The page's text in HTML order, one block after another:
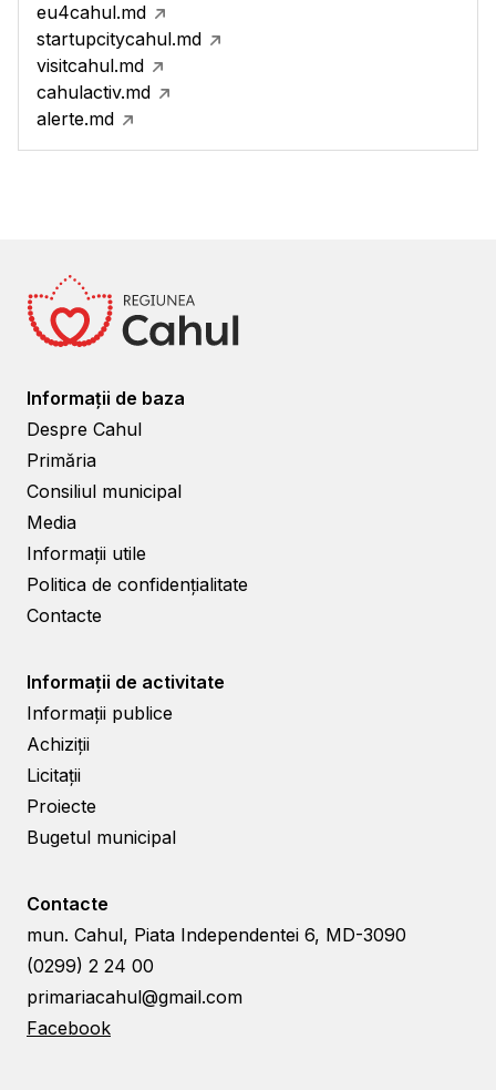
eu4cahul.md
startupcitycahul.md
visitcahul.md
cahulactiv.md
alerte.md
Informații de baza
Despre Cahul
Primăria
Consiliul municipal
Media
Informații utile
Politica de confidențialitate
Contacte
Informații de activitate
Informații publice
Achiziții
Licitații
Proiecte
Bugetul municipal
Contacte
mun. Cahul, Piata Independentei 6, MD-3090
(0299) 2 24 00
primariacahul@gmail.com
Facebook